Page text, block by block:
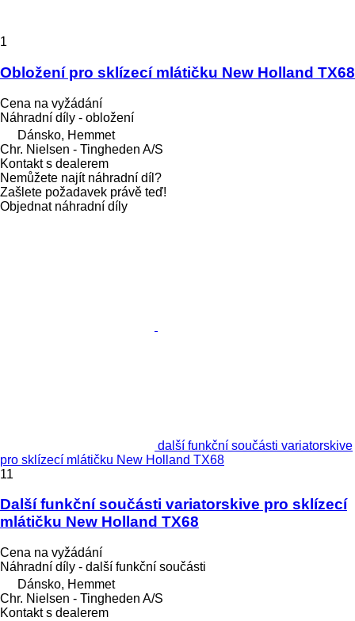
1
Obložení pro sklízecí mlátičku New Holland TX68
Cena na vyžádání
Náhradní díly - obložení
Dánsko, Hemmet
Chr. Nielsen - Tingheden A/S
Kontakt s dealerem
Nemůžete najít náhradní díl?
Zašlete požadavek právě teď!
Objednat náhradní díly
další funkční součásti variatorskive
pro sklízecí mlátičku New Holland TX68
11
Další funkční součásti variatorskive pro sklízecí
mlátičku New Holland TX68
Cena na vyžádání
Náhradní díly - další funkční součásti
Dánsko, Hemmet
Chr. Nielsen - Tingheden A/S
Kontakt s dealerem